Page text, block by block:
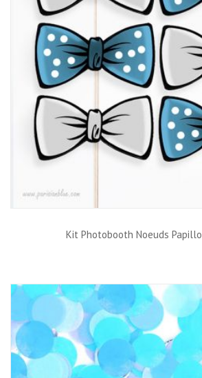
Kit Photobooth Noeuds